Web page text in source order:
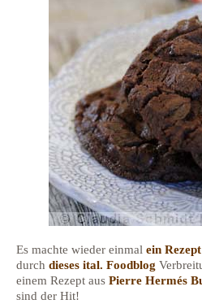
Es machte wieder einmal ein Rezept
durch dieses ital. Foodblog
einem Rezept aus Pierre Hermés
sind der Hit!